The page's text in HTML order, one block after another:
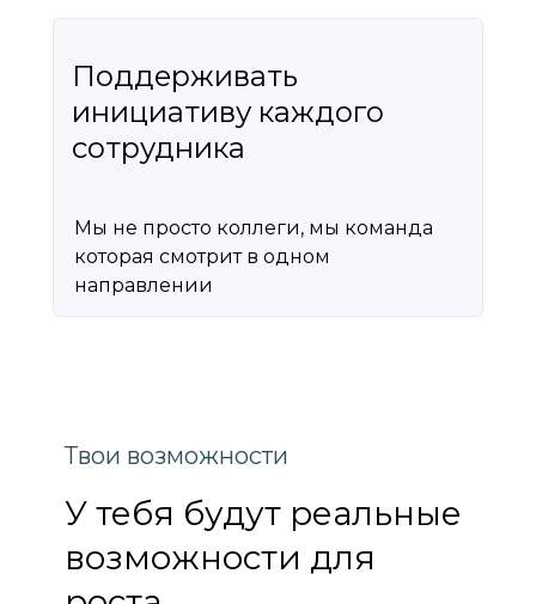
Поддерживать
инициативу каждого
сотрудника
Мы не просто коллеги, мы команда
которая смотрит в одном
направлении
У тебя будут реальные
возможности для
Твои возможности